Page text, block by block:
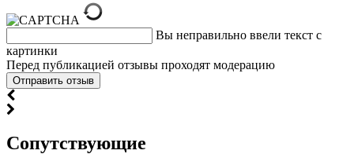
Вы неправильно ввели текст с
картинки
Перед публикацией отзывы проходят модерацию
Cопутствующие